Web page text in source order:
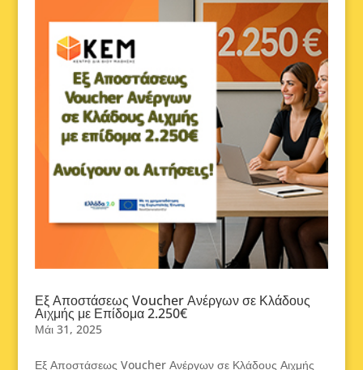
Εξ Αποστάσεως Voucher Ανέργων σε Κλάδους
Αιχμής με Επίδομα 2.250€
Μάι 31, 2025
Εξ Αποστάσεως Voucher Ανέργων σε Κλάδους Αιχμής